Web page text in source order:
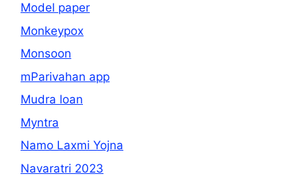
Model paper
Monkeypox
Monsoon
mParivahan app
Mudra loan
Myntra
Namo Laxmi Yojna
Navaratri 2023